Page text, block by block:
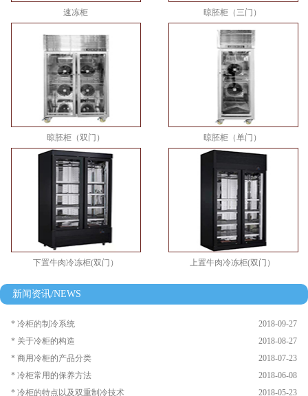
速冻柜 晾胚柜（三门）
晾胚柜（双门） 晾胚柜（单门）
下置牛肉冷冻柜(双门） 上置牛肉冷冻柜(双门）
新闻资讯/NEWS
2018-09-27
* 冷柜的制冷系统
2018-08-27
* 关于冷柜的构造
2018-07-23
* 商用冷柜的产品分类
2018-06-08
* 冷柜常用的保养方法
2018-05-23
* 冷柜的特点以及双重制冷技术